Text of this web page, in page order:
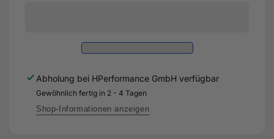
Audi
TTRS
RS3
-
MQB
für
Audi
&amp;
RS3
-
Abholung bei HPerformance GmbH verfügbar
Gewöhnlich fertig in 2 - 4 Tagen
Shop-Informationen anzeigen